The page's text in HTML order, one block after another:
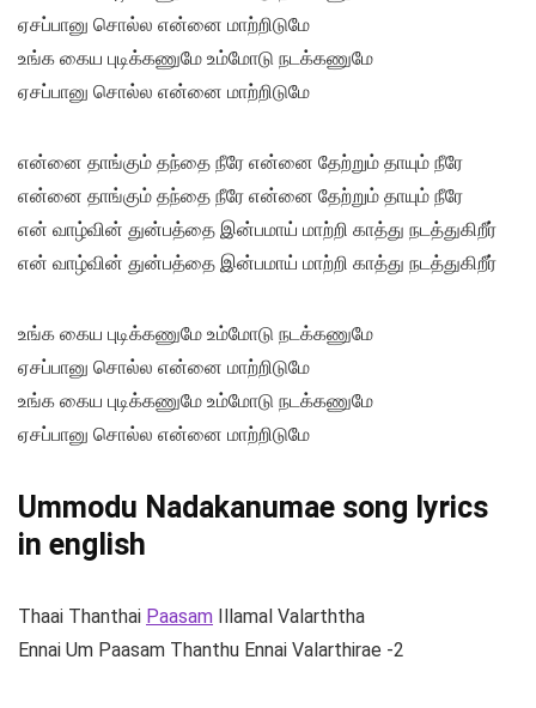
ஏசப்பானு சொல்ல என்னை மாற்றிடுமே
உங்க கைய புடிக்கணுமே உம்மோடு நடக்கணுமே
ஏசப்பானு சொல்ல என்னை மாற்றிடுமே
என்னை தாங்கும் தந்தை நீரே என்னை தேற்றும் தாயும் நீரே
என்னை தாங்கும் தந்தை நீரே என்னை தேற்றும் தாயும் நீரே
என் வாழ்வின் துன்பத்தை இன்பமாய் மாற்றி காத்து நடத்துகிறீர்
என் வாழ்வின் துன்பத்தை இன்பமாய் மாற்றி காத்து நடத்துகிறீர்
உங்க கைய புடிக்கணுமே உம்மோடு நடக்கணுமே
ஏசப்பானு சொல்ல என்னை மாற்றிடுமே
உங்க கைய புடிக்கணுமே உம்மோடு நடக்கணுமே
ஏசப்பானு சொல்ல என்னை மாற்றிடுமே
Ummodu Nadakanumae song lyrics
in english
Thaai Thanthai Paasam Illamal Valarththa
Ennai Um Paasam Thanthu Ennai Valarthirae -2